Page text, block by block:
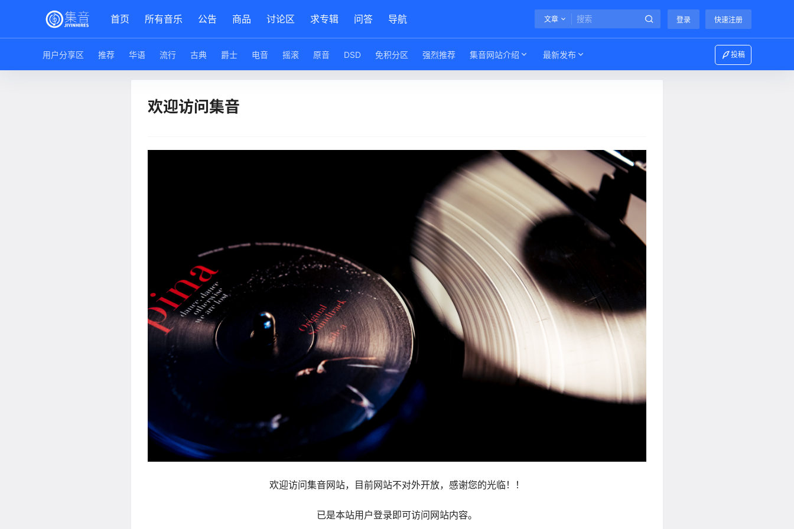
首页 所有音乐 公告 商品 讨论区 求专辑 问答 导航 文章 登录 快速注册
用户分享区 推荐 华语 流行 古典 爵士 电音 摇滚 原音 DSD 免积分区 强烈推荐 集音网站介绍 最新发布 投稿
欢迎访问集音
欢迎访问集音网站，目前网站不对外开放，感谢您的光临！！
已是本站用户登录即可访问网站内容。